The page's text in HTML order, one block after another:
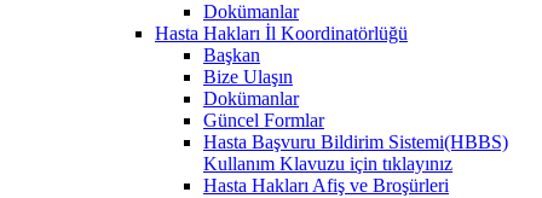
Dokümanlar
Hasta Hakları İl Koordinatörlüğü
Başkan
Bize Ulaşın
Dokümanlar
Güncel Formlar
Hasta Başvuru Bildirim Sistemi(HBBS)
Kullanım Klavuzu için tıklayınız
Hasta Hakları Afiş ve Broşürleri